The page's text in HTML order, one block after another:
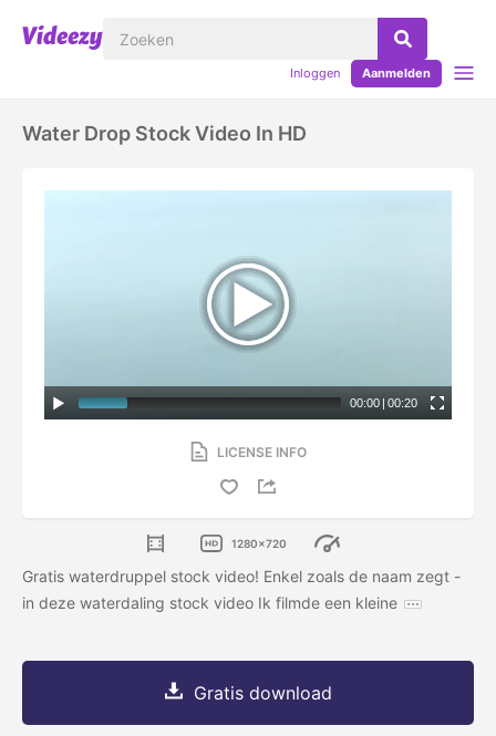
Inloggen Aanmelden
Water Drop Stock Video In HD
00:00 | 00:20
LICENSE INFO
1280x720
Gratis waterdruppel stock video! Enkel zoals de naam zegt -
in deze waterdaling stock video Ik filmde een kleine
Gratis download